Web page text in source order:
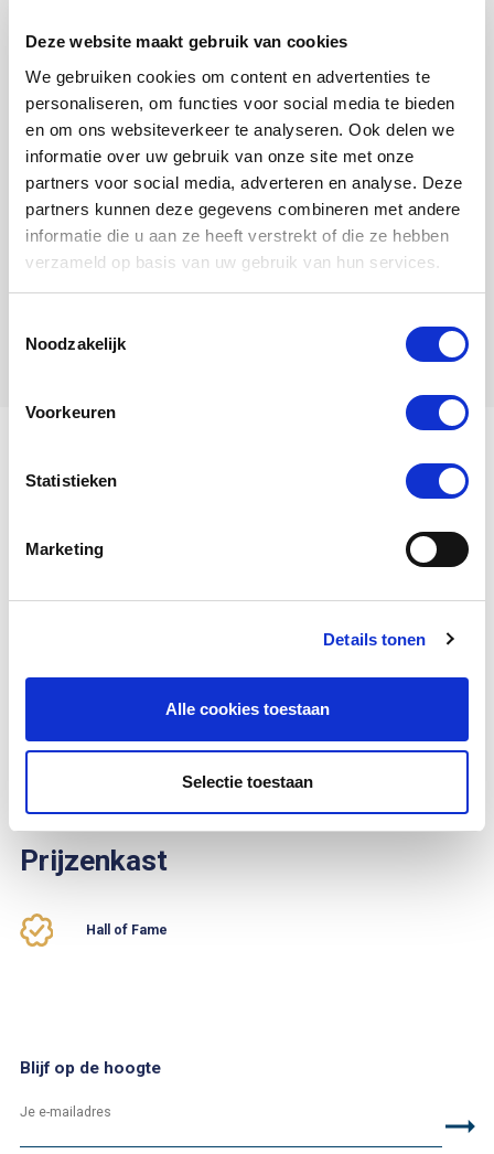
Deze website maakt gebruik van cookies
We gebruiken cookies om content en advertenties te
personaliseren, om functies voor social media te bieden
en om ons websiteverkeer te analyseren. Ook delen we
informatie over uw gebruik van onze site met onze
partners voor social media, adverteren en analyse. Deze
partners kunnen deze gegevens combineren met andere
informatie die u aan ze heeft verstrekt of die ze hebben
verzameld op basis van uw gebruik van hun services.
Noodzakelijk
Voorkeuren
Statistieken
Marketing
Details tonen
Alle cookies toestaan
Selectie toestaan
Gentil
Mijn naam is Yi Min.
Bekijk mijn stamboom
, geboren in
1998.
Je kan haar vinden op ringnummer
NL-1998-5821450.
Prijzenkast
Hall of Fame
Blijf op de hoogte